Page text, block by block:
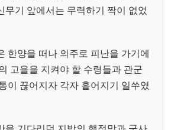
무기 앞에서는 무력하기 짝이 없었
한양을 떠나 의주로 피난을 가기에
고을을 지켜야 할 수령들과 관군
이 끊어지자 각자 흩어지기 일쑤였